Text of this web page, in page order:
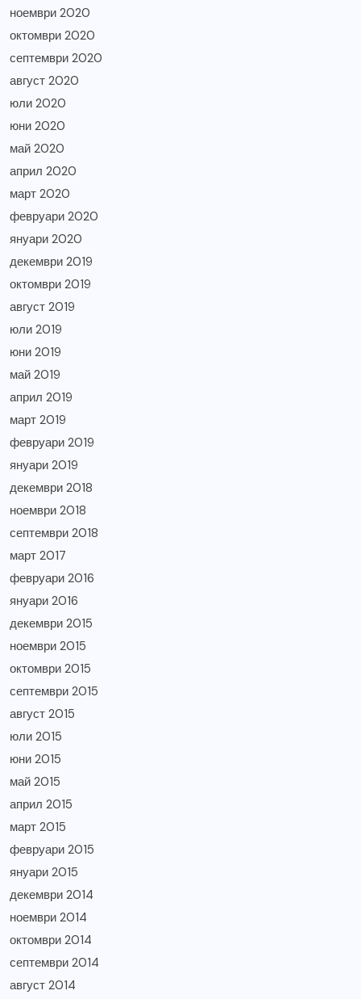
ноември 2020
октомври 2020
септември 2020
август 2020
юли 2020
юни 2020
май 2020
април 2020
март 2020
февруари 2020
януари 2020
декември 2019
октомври 2019
август 2019
юли 2019
юни 2019
май 2019
април 2019
март 2019
февруари 2019
януари 2019
декември 2018
ноември 2018
септември 2018
март 2017
февруари 2016
януари 2016
декември 2015
ноември 2015
октомври 2015
септември 2015
август 2015
юли 2015
юни 2015
май 2015
април 2015
март 2015
февруари 2015
януари 2015
декември 2014
ноември 2014
октомври 2014
септември 2014
август 2014